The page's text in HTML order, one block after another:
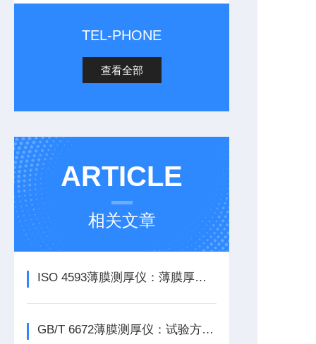
TEL-PHONE
查看全部
ARTICLE
相关文章
ISO 4593薄膜测厚仪：薄膜厚度均匀性探索
GB/T 6672薄膜测厚仪：试验方法与仪器介绍